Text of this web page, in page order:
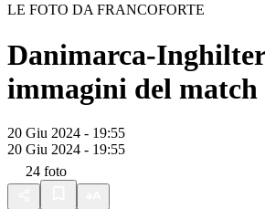
LE FOTO DA FRANCOFORTE
Danimarca-
immagini del match
20 Giu 2024 - 19:55
20 Giu 2024 - 19:55
24 foto